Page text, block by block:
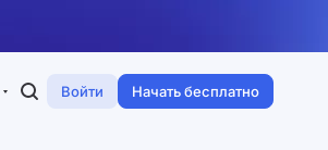
Войти Начать бесплатно